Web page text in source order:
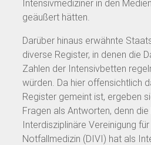
Intensivmediziner in den
geäußert hätten.
Darüber hinaus erwähnte
diverse Register, in denen die
Zahlen der Intensivbetten
würden. Da hier offensichtlich
Register gemeint ist, ergeben
Fragen als Antworten, denn
Interdisziplinäre Vereinigung
Notfallmedizin (DIVI) hat als